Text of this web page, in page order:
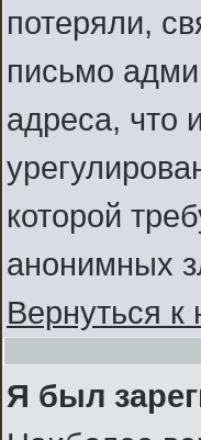
потеряли,
письмо
адреса, что
которой
анонимных
Вернуться к
Я был